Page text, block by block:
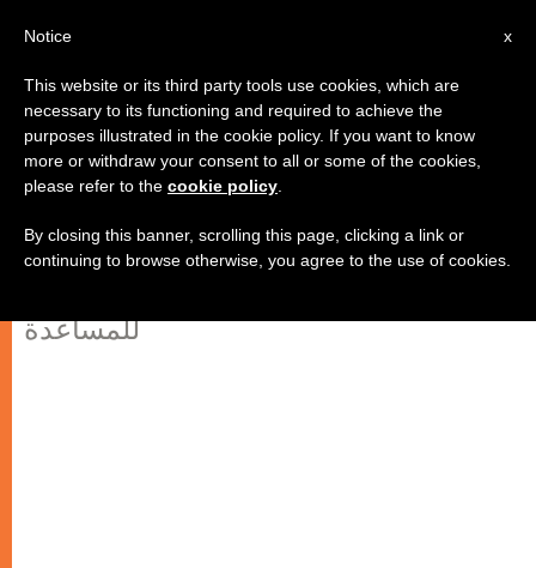
أعمال كاريتاس في منطقة الساحل
الإفريقي المضطرب
للمساعدة
x
Notice
This website or its third party tools use cookies, which are
necessary to its functioning and required to achieve the
purposes illustrated in the cookie policy. If you want to know
more or withdraw your consent to all or some of the cookies,
please refer to the cookie policy
By closing this banner, scrolling this page, clicking a link or
continuing to browse otherwise, you agree to the use of cookies.